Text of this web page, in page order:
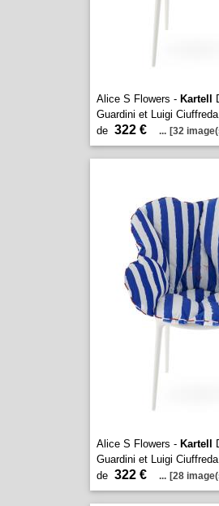
Alice S Flowers - Kartell
Guardini et Luigi
de 322 € ... [32
Alice S Flowers - Kartell
Guardini et Luigi
de 322 € ... [28